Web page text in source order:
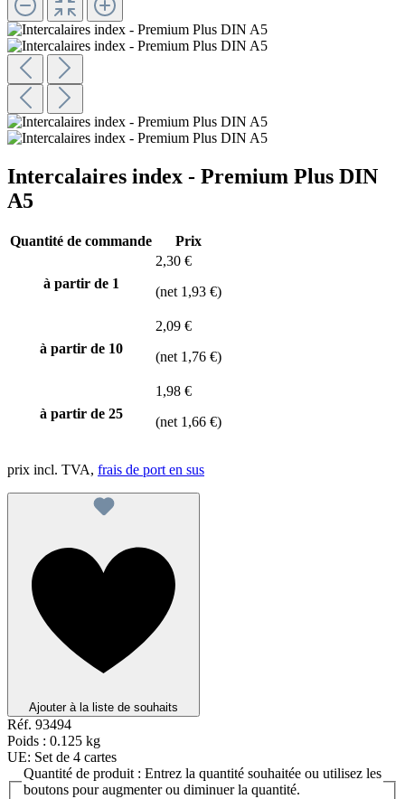
Intercalaires index - Premium Plus DIN
A5
Quantité de commande Prix
à partir de 1
2,30 €
(net 1,93 €)
à partir de 10
2,09 €
(net 1,76 €)
à partir de 25
1,98 €
(net 1,66 €)
prix incl. TVA, frais de port en sus
Ajouter à la liste de souhaits
Réf. 93494
Poids : 0.125 kg
UE: Set de 4 cartes
Quantité de produit : Entrez la quantité souhaitée ou utilisez les
boutons pour augmenter ou diminuer la quantité.